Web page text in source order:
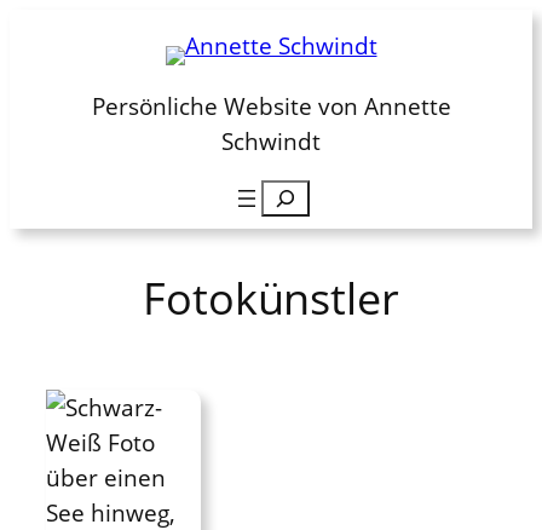
springenPersönliche Website von Annette
Schwindt
Suchen
Fotokünstler